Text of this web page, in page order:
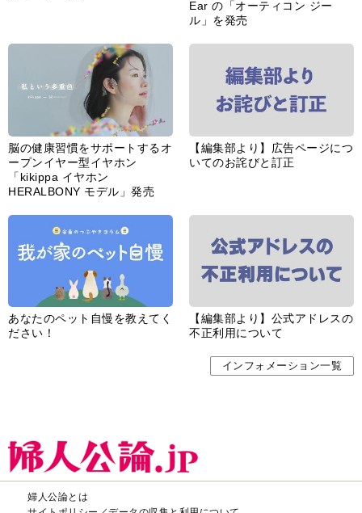
脳の健康習慣をサポートするオ
ープンイヤー型イヤホン
「kikippa イヤホン
HERALBONY モデル」発売
【編集部より】広告ページにつ
あなたのペット自慢を教えてく
ださい！
【編集部より】公式アドレスの
インフォメーション一覧
婦人公論とは
サイトポリシー／データの収集と利用について
「ｆｆ倶楽部」よくあるご質問